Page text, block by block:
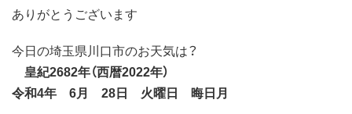
ありがとうございます
今日の埼玉県川口市のお天気は？
皇紀2682年（西暦2022年）
令和4年 6月 28日 火曜日 晦日月